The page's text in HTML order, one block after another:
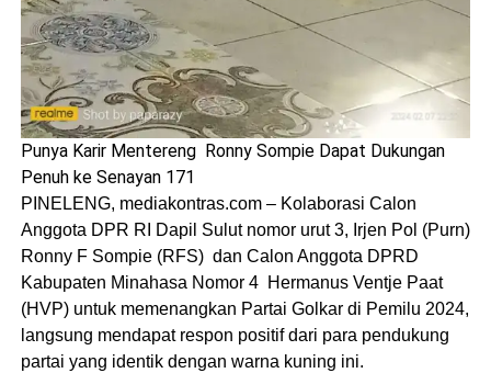
Punya Karir Mentereng Ronny Sompie Dapat Dukungan
Penuh ke Senayan 171
PINELENG, mediakontras.com – Kolaborasi Calon
Anggota DPR RI Dapil Sulut nomor urut 3, Irjen Pol (Purn)
Ronny F Sompie (RFS) dan Calon Anggota DPRD
Kabupaten Minahasa Nomor 4 Hermanus Ventje Paat
(HVP) untuk memenangkan Partai Golkar di Pemilu 2024,
langsung mendapat respon positif dari para pendukung
partai yang identik dengan warna kuning ini.